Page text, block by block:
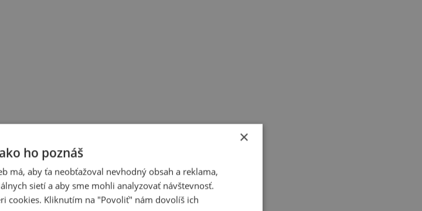
×
ho poznáš
má, aby ťa neobťažoval nevhodný obsah a reklama,
sietí a aby sme mohli analyzovať návštevnosť.
cookies. Kliknutím na "Povoliť" nám dovolíš ich